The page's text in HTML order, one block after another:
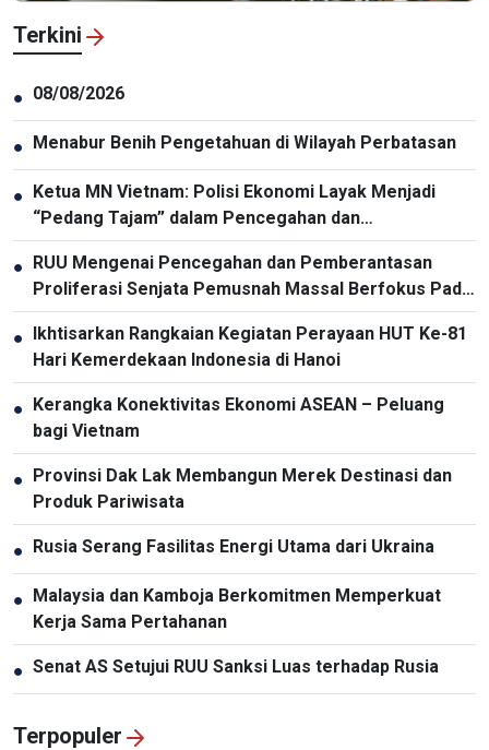
Terkini
● 08/08/2026
● Menabur Benih Pengetahuan di Wilayah Perbatasan
● Ketua MN Vietnam: Polisi Ekonomi Layak Menjadi
“Pedang Tajam” dalam Pencegahan dan
Pemberantasan Kriminalitas
● RUU Mengenai Pencegahan dan Pemberantasan
Proliferasi Senjata Pemusnah Massal Berfokus Pada
Pencegahan dan Pelaksanaan Komitmen
Internasional oleh Vietnam
● Ikhtisarkan Rangkaian Kegiatan Perayaan HUT Ke-81
Hari Kemerdekaan Indonesia di Hanoi
● Kerangka Konektivitas Ekonomi ASEAN – Peluang
bagi Vietnam
● Provinsi Dak Lak Membangun Merek Destinasi dan
Produk Pariwisata
● Rusia Serang Fasilitas Energi Utama dari Ukraina
● Malaysia dan Kamboja Berkomitmen Memperkuat
Kerja Sama Pertahanan
● Senat AS Setujui RUU Sanksi Luas terhadap Rusia
Terpopuler